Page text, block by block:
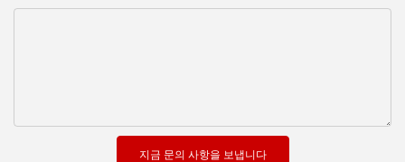
지금 문의 사항을 보냅니다